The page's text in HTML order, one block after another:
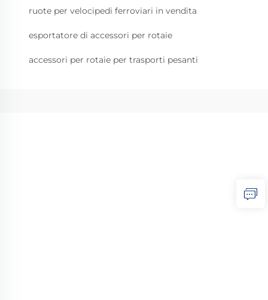
ruote per velocipedi ferroviari in vendita
esportatore di accessori per rotaie
accessori per rotaie per trasporti pesanti